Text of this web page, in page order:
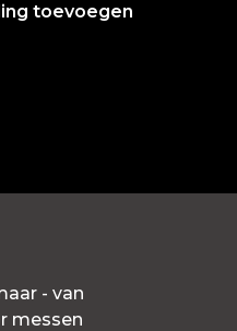
toevoegen
- van
messen